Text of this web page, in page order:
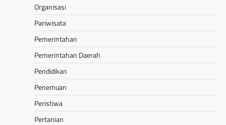
Organisasi
Pariwisata
Pemerintahan
Pemerintahan Daerah
Pendidikan
Penemuan
Peristiwa
Pertanian